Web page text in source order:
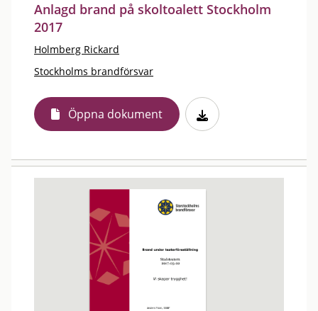
Anlagd brand på skoltoalett Stockholm
2017
Holmberg Rickard
Stockholms brandförsvar
Öppna dokument